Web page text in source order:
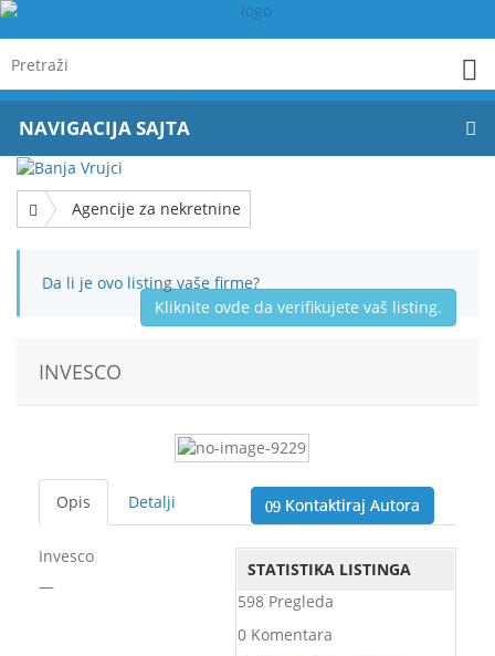
NAVIGACIJA SAJTA
Agencije za nekretnine
Da li je ovo listing vaše firme?
Kliknite ovde da verifikujete vaš listing.
INVESCO
Kontaktiraj Autora
Opis Detalji
STATISTIKA LISTINGA
598 Pregleda
0 Komentara
Invesco
—